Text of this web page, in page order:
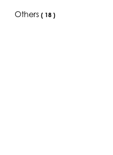
Others ( 18 )